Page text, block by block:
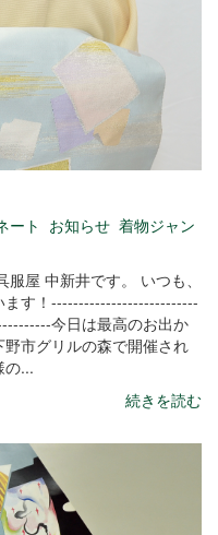
ート お知らせ 着物ジャン
屋 中新井です。 いつも、
ます！---------------------------
今日は最高のお出か
市グリルの森で開催され
の...
続きを読む